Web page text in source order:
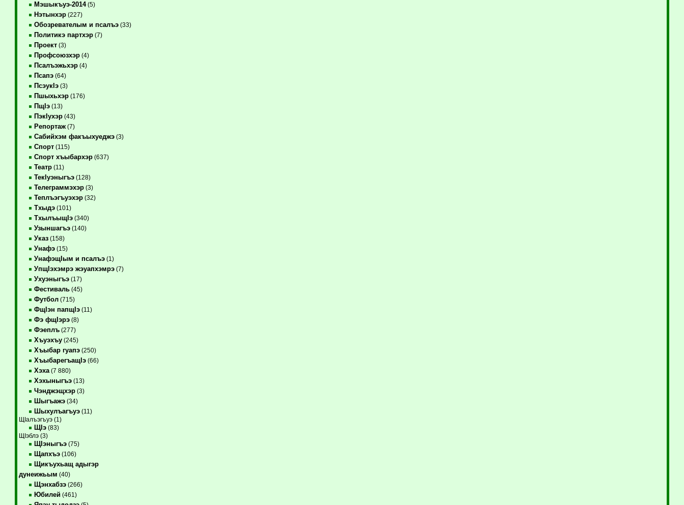
Мэшыкъуэ-2014(5)
Нэтынхэр(227)
Обозревателым и псалъэ(33)
Политикэ партхэр(7)
Проект(3)
Профсоюзхэр(4)
Псалъэжьхэр(4)
Псапэ(64)
ПсэукIэ(3)
Пшыхьхэр(176)
ПщIэ(13)
ПэкIухэр(43)
Репортаж(7)
Сабийхэм факъыхуеджэ(3)
Спорт(115)
Спорт хъыбархэр(637)
Театр(11)
ТекIуэныгъэ(128)
Телеграммэхэр(3)
Теплъэгъуэхэр(32)
Тхыдэ(101)
ТхылъыщIэ(340)
Узыншагъэ(140)
Указ(158)
Унафэ(15)
УнафэщIым и псалъэ(1)
УпщIэхэмрэ жэуапхэмрэ(7)
Ухуэныгъэ(17)
Фестиваль(45)
Футбол(715)
ФщIэн папщIэ(11)
Фэ фщIэрэ(8)
Фэеплъ(277)
Хъуэхъу(245)
Хъыбар гуапэ(250)
ХъыбарегъащIэ(66)
Хэха(7 880)
Хэхыныгъэ(13)
Чэнджэщхэр(3)
Шыгъажэ(34)
Шыхулъагъуэ(11)
ЩIалъэгъуэ (1)
ЩIэ(83)
ЩIэблэ (3)
ЩIэныгъэ(75)
Щапхъэ(106)
Щикъухьащ адыгэр
дунеижьым (40)
Щэнхабзэ(266)
Юбилей(461)